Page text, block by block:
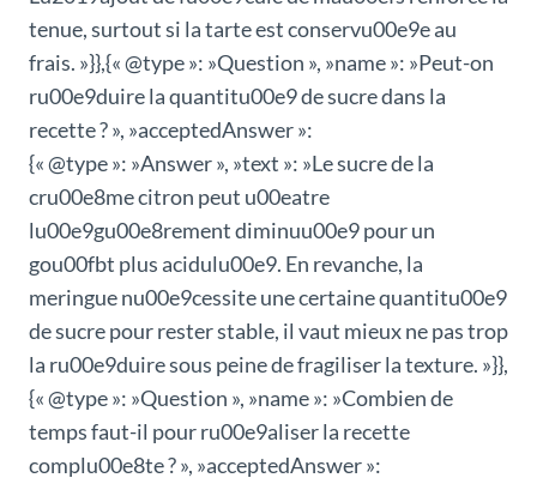
tenue, surtout si la tarte est conservu00e9e au
frais. »}},{« @type »: »Question », »name »: »Peut-on
ru00e9duire la quantitu00e9 de sucre dans la
recette ? », »acceptedAnswer »:
{« @type »: »Answer », »text »: »Le sucre de la
cru00e8me citron peut u00eatre
lu00e9gu00e8rement diminuu00e9 pour un
gou00fbt plus acidulu00e9. En revanche, la
meringue nu00e9cessite une certaine quantitu00e9
de sucre pour rester stable, il vaut mieux ne pas trop
la ru00e9duire sous peine de fragiliser la texture. »}},
{« @type »: »Question », »name »: »Combien de
temps faut-il pour ru00e9aliser la recette
complu00e8te ? », »acceptedAnswer »: